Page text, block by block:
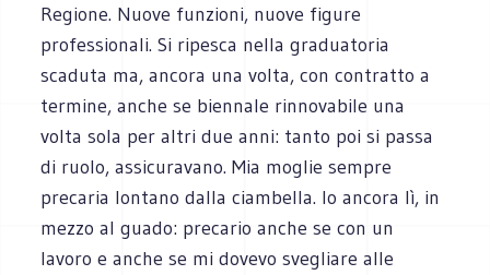
Regione. Nuove funzioni, nuove figure
professionali. Si ripesca nella graduatoria
scaduta ma, ancora una volta, con contratto a
termine, anche se biennale rinnovabile una
volta sola per altri due anni: tanto poi si passa
di ruolo, assicuravano. Mia moglie sempre
precaria lontano dalla ciambella. Io ancora lì, in
mezzo al guado: precario anche se con un
lavoro e anche se mi dovevo svegliare alle